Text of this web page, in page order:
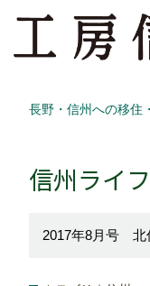
長野・信州への移住
信州ライ
2017年8月号 北